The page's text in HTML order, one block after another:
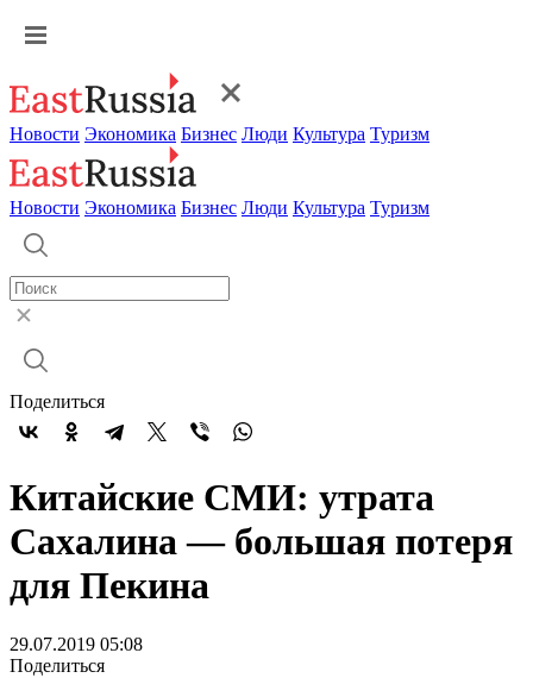
Новости Экономика Бизнес Люди Культура Туризм
Новости Экономика Бизнес Люди Культура Туризм
Поделиться
Китайские СМИ: утрата
Сахалина — большая потеря
для Пекина
29.07.2019 05:08
Поделиться